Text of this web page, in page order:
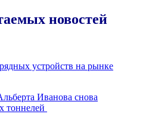
новостей
устройств на рынке
Иванова снова
тоннелей